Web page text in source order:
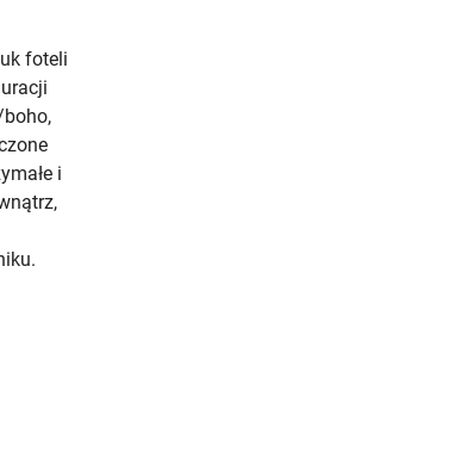
foteli
i